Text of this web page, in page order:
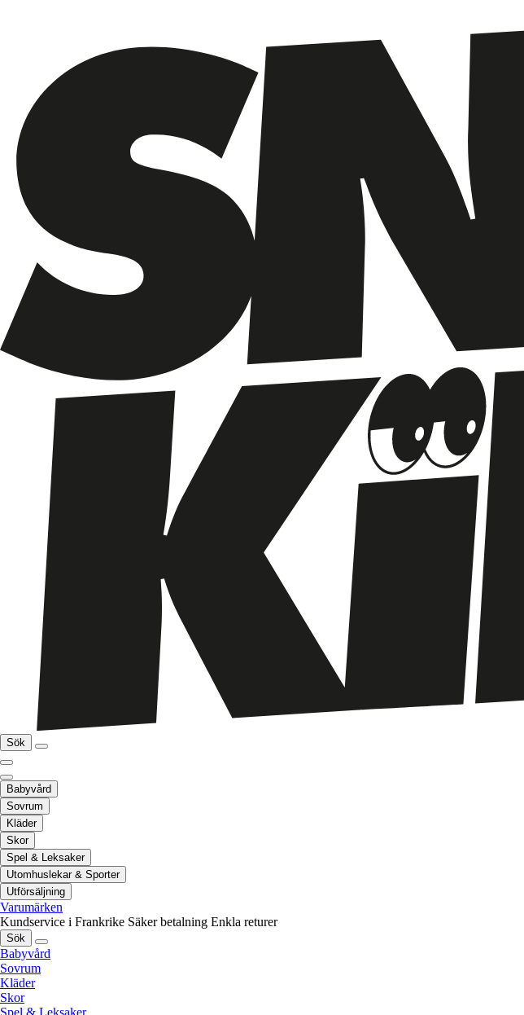
Sök
Babyvård
Sovrum
Kläder
Skor
Spel & Leksaker
Utomhuslekar & Sporter
Utförsäljning
Varumärken
Kundservice i Frankrike Säker betalning Enkla returer
Sök
Babyvård
Sovrum
Kläder
Skor
Spel & Leksaker